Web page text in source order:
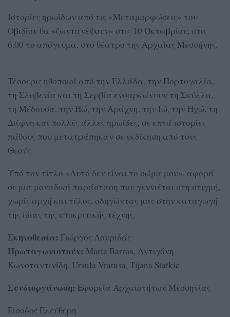
Ιστορίες ηρωίδων από τις «Μεταμορφώσεις» του
Οβιδίου θα «ζωντανέψουν» στις 10 Οκτωβρίου, στις
6.00 το απόγευμα, στο θέατρο της Αρχαίας Μεσσήνης.
Τέσσερις ηθοποιοί από την Ελλάδα, την Πορτογαλία,
τη Σλοβενία και τη Σερβία ενσαρκώνουν τη Σκύλλα,
τη Μέδουσα, την Ηώ, την Αράχνη, την Ιώ, την Ηχώ, τη
Δάφνη και πολλές άλλες ηρωίδες, σε επτά ιστορίες
πάθους που μετατράπηκαν σε εκδίκηση από τους
Θεούς.
Υπό τον τίτλο «Αυτό δεν είναι το σώμα μου», αφορά
σε μια μοναδική παράσταση που γεννιέται στη στιγμή,
χωρίς αρχή και τέλος, οδηγώντας μας στην καταγωγή
της ίδιας της υποκριτικής τέχνης.
Σκηνοθεσία: Γιώργος Λουριδάς
Πρωταγωνιστούν: Maria Barros, Αντιγόνη
Κωνσταντινίδη, Ursula Vratusa, Tijana Statkic
Συνδιοργάνωση: Εφορεία Αρχαιοτήτων Μεσσηνίας
Είσοδος Ελεύθερη